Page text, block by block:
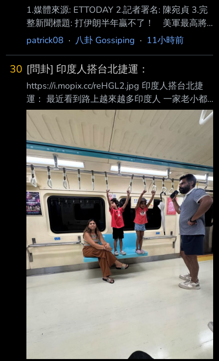
1.媒體來源: ETTODAY 2.記者署名: 陳宛貞 3.完
整新聞標題: 打伊朗半年贏不了！ 美軍最高將
領爆「私下找退場途徑」 4.完整新聞內文: 美國
CNN報導指出，美軍最高將領、參謀首長 聯席
會議主席凱恩上將（Dan Caine）過去幾周已私
下向多名白宮高層明確表示，美國必須 盡快找
到脫身之路，因為現有軍事選項可能弄巧成拙，
且光靠空中轟炸難以達成川普公開喊 出的戰略
目標。 3名知情人士向CNN透露，凱恩已先後與
中情局局長雷克里夫（John Ratcliffe）
patrick08 · 八卦 Gossiping · 11小時前
30 [問卦] 印度人搭台北捷運：
https://i.mopix.cc/reHGL2.jpg 印度人搭台北捷
運： 最近看到路上越來越多印度人 一家老小都
來台灣落地生根了 以後台灣是不是要變成印度
分部了 有掛嗎？ 嘻嘻 --